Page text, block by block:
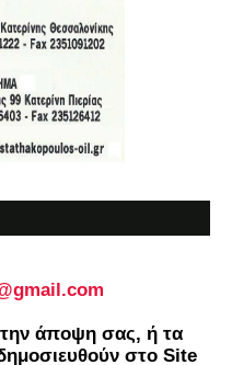
την άποψη σας, ή τα
στο Site